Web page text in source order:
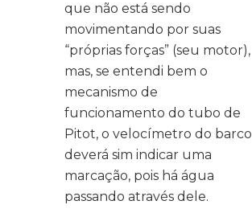
que não está sendo
movimentando por suas
“próprias forças” (seu motor),
mas, se entendi bem o
mecanismo de
funcionamento do tubo de
Pitot, o velocímetro do barco
deverá sim indicar uma
marcação, pois há água
passando através dele.